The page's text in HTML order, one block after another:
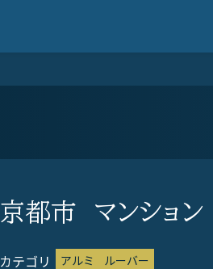
京都市 マンション
アルミ ルーバー